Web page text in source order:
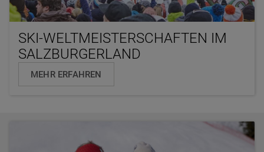
SKI-WELTMEISTERSCHAFTEN IM
SALZBURGERLAND
MEHR ERFAHREN